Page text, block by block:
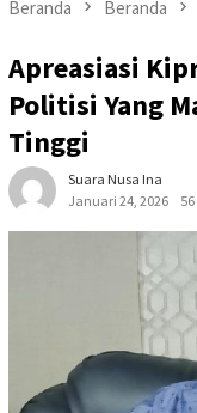
Beranda Beranda
Apreasiasi
Politisi Yang
Tinggi
Suara Nusa Ina
Januari 24, 2026